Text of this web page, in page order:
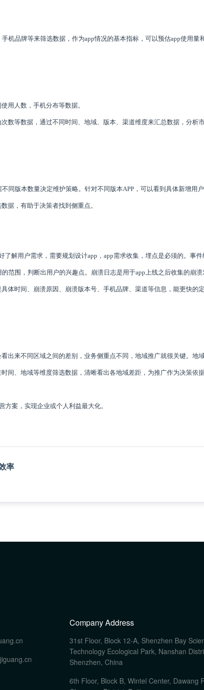
机品牌等来筛选数据，作为app情况的基本指标，可以预估app使用量
用人数，手机分布等数据。
数等数据，通过不同时间、地域、版本、渠道维度来汇总数据，分析
同版本数量决定维护策略。针对不同版本APP，可以看到具体新增用户
据，有助于决策者找到侧重点。
解用户需求，需要规划设计app，app需求收集，埋点是必须的。 事件
范围，判断出用户的兴趣点。崩溃日志是用于app上线之后收集的崩
体时间、崩溃原因、崩溃版本号、手机品牌、渠道等信息，能更快的
出来不同区域之间的差别，业务侧重点不同，地域推广就很关键。地
间、地域等维度筛选数据，清晰看出各地域差距，为推广作为决策依据
案，实现企业或个人利益最大化。
率
Company Address
31st Floor, Block 12-A, Shenzhen Bay
Technology Ecological Park, Nanshan
Shenzhen, China
6th Floor, Block B, Wintel Center, Dawang